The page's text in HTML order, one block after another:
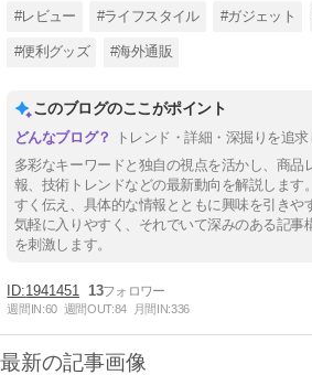
#レビュー #ライフスタイル #ガジェット
#便利グッズ #海外通販
このブログのここがポイント
トレンド・詳細・深掘りを追
多彩なキーワードと独自の視点を活かし、商品
報、技術トレンドなどの最新動向を解説します
すく伝え、具体的な情報とともに興味を引きや
気軽に入りやすく、それでいて深みのある記事
を刺激します。
1941451 13
週間IN:60 週間OUT:84 月間IN:336
最新の記事画像